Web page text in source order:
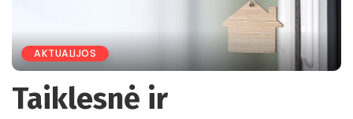
AKTUALIJOS
Taiklesnė ir